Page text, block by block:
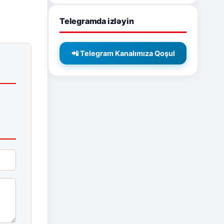
Telegramda izləyin
📲 Telegram Kanalımıza Qoşul